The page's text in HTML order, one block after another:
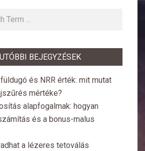
BEJEGYZÉSEK
és NRR érték: mit mutat
mértéke?
alapfogalmak: hogyan
és a bonus-malus
a lézeres tetoválás